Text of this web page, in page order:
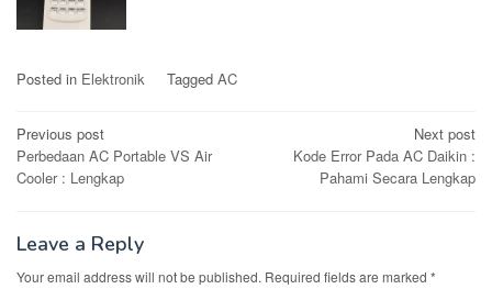
Posted in Elektronik Tagged AC
Post
navigation
Previous post
Perbedaan AC Portable VS Air
Cooler : Lengkap
Next post
Kode Error Pada AC Daikin :
Pahami Secara Lengkap
Leave a Reply
Your email address will not be published. Required fields are marked *